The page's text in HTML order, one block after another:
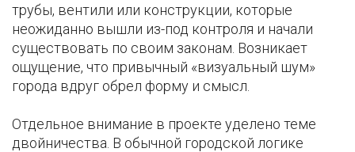
трубы, вентили или конструкции, которые
неожиданно вышли из-под контроля и начали
существовать по своим законам. Возникает
ощущение, что привычный «визуальный шум»
города вдруг обрел форму и смысл.
Отдельное внимание в проекте уделено теме
двойничества. В обычной городской логике